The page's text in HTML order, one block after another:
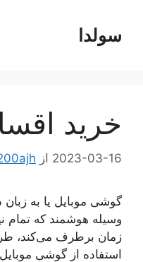
محتواسولدا
خرید
2023-03-16 از
گوشی موبایل یا به زبان
وسیله هوشمند که تمام
زمان برطرف می‌کند،
استفاده از گوشی